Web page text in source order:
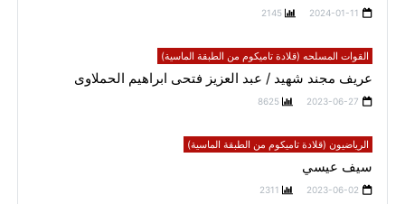
2024-01-11
2145
القوات المسلحه (قلادة تاميكوم من الطبقة الماسية)
عريف مجند شهيد / عبد العزيز فتحى ابراهيم الحملاوى
2023-06-27
8625
الرياضيون (قلادة تاميكوم من الطبقة الماسية)
سيف عيسي
2023-06-02
2311